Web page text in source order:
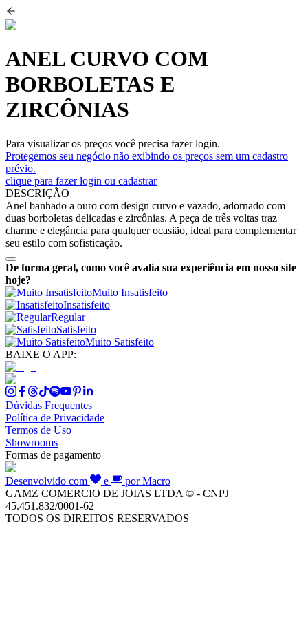
ANEL CURVO COM
BORBOLETAS E
ZIRCÔNIAS
Para visualizar os preços você precisa fazer login.
Protegemos seu negócio não exibindo os preços sem um cadastro
prévio.
clique para fazer login ou cadastrar
DESCRIÇÃO
Anel banhado a ouro com design curvo e vazado, adornado com
duas borboletas delicadas e zircônias. A peça de três voltas traz
charme e elegância para qualquer ocasião, ideal para complementar
seu estilo com sofisticação.
De forma geral, como você avalia sua experiência em nosso site
hoje?
Muito Insatisfeito
Insatisfeito
Regular
Satisfeito
Muito Satisfeito
BAIXE O APP:
Dúvidas Frequentes
Política de Privacidade
Termos de Uso
Showrooms
Formas de pagamento
Desenvolvido com e
por Macro
GAMZ COMERCIO DE JOIAS LTDA © - CNPJ
45.451.832/0001-62
TODOS OS DIREITOS RESERVADOS